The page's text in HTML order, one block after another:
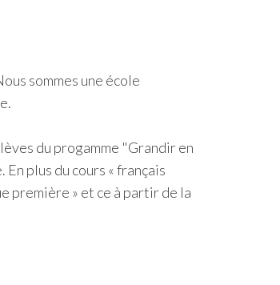
sommes une école
du progamme "Grandir en
plus du cours « français
première » et ce à partir de la